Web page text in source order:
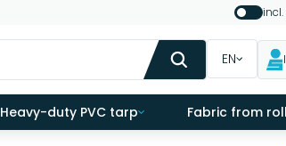
incl.
EN
Heavy-duty PVC tarp Fabric from roll